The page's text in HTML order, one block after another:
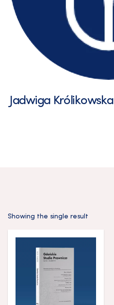
Jadwiga Królikowska
Showing the single result